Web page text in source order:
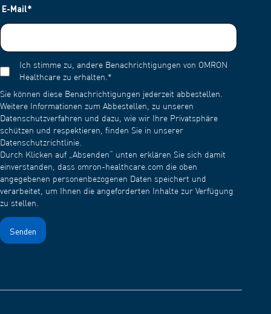
E-Mail*
Ich stimme zu, andere Benachrichtigungen von OMRON
Healthcare zu erhalten.*
Sie können diese Benachrichtigungen jederzeit abbestellen.
Weitere Informationen zum Abbestellen, zu unseren
Datenschutzverfahren und dazu, wie wir Ihre Privatsphäre
schützen und respektieren, finden Sie in unserer
Datenschutzrichtlinie.
Durch Klicken auf „Absenden“ unten erklären Sie sich damit
einverstanden, dass omron-healthcare.com die oben
angegebenen personenbezogenen Daten speichert und
verarbeitet, um Ihnen die angeforderten Inhalte zur Verfügung
zu stellen.